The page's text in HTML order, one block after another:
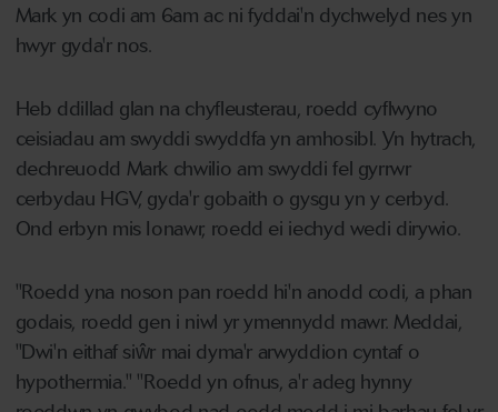
Mark yn codi am 6am ac ni fyddai'n dychwelyd nes yn
hwyr gyda'r nos.
Heb ddillad glan na chyfleusterau, roedd cyflwyno
ceisiadau am swyddi swyddfa yn amhosibl. Yn hytrach,
dechreuodd Mark chwilio am swyddi fel gyrrwr
cerbydau HGV, gyda'r gobaith o gysgu yn y cerbyd.
Ond erbyn mis Ionawr, roedd ei iechyd wedi dirywio.
"Roedd yna noson pan roedd hi'n anodd codi, a phan
godais, roedd gen i niwl yr ymennydd mawr. Meddai,
"Dwi'n eithaf siŵr mai dyma'r arwyddion cyntaf o
hypothermia." "Roedd yn ofnus, a'r adeg hynny